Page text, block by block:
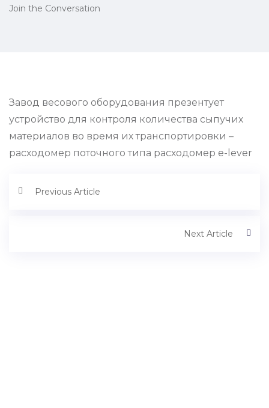
Join the Conversation
Завод весового оборудования презентует
устройство для контроля количества сыпучих
материалов во время их транспортировки –
расходомер поточного типа расходомер e-lever
Previous Article
Next Article